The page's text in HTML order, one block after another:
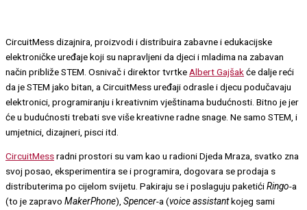
CircuitMess dizajnira, proizvodi i distribuira zabavne i edukacijske
elektroničke uređaje koji su napravljeni da djeci i mladima na zabavan
način približe STEM. Osnivač i direktor tvrtke Albert Gajšakće dalje reći
da je STEM jako bitan, a CircuitMess uređaji odrasle i djecu podučavaju
elektronici, programiranju i kreativnim vještinama budućnosti. Bitno je jer
će u budućnosti trebati sve više kreativne radne snage. Ne samo STEM, i
umjetnici, dizajneri, pisci itd.
CircuitMessradni prostori su vam kao u radioni Djeda Mraza, svatko zna
svoj posao, eksperimentira se i programira, dogovara se prodaja s
distributerima po cijelom svijetu. Pakiraju se i poslaguju paketićiRingo-a
(to je zapravo MakerPhone), Spencer-a (voice assistantkojeg sami